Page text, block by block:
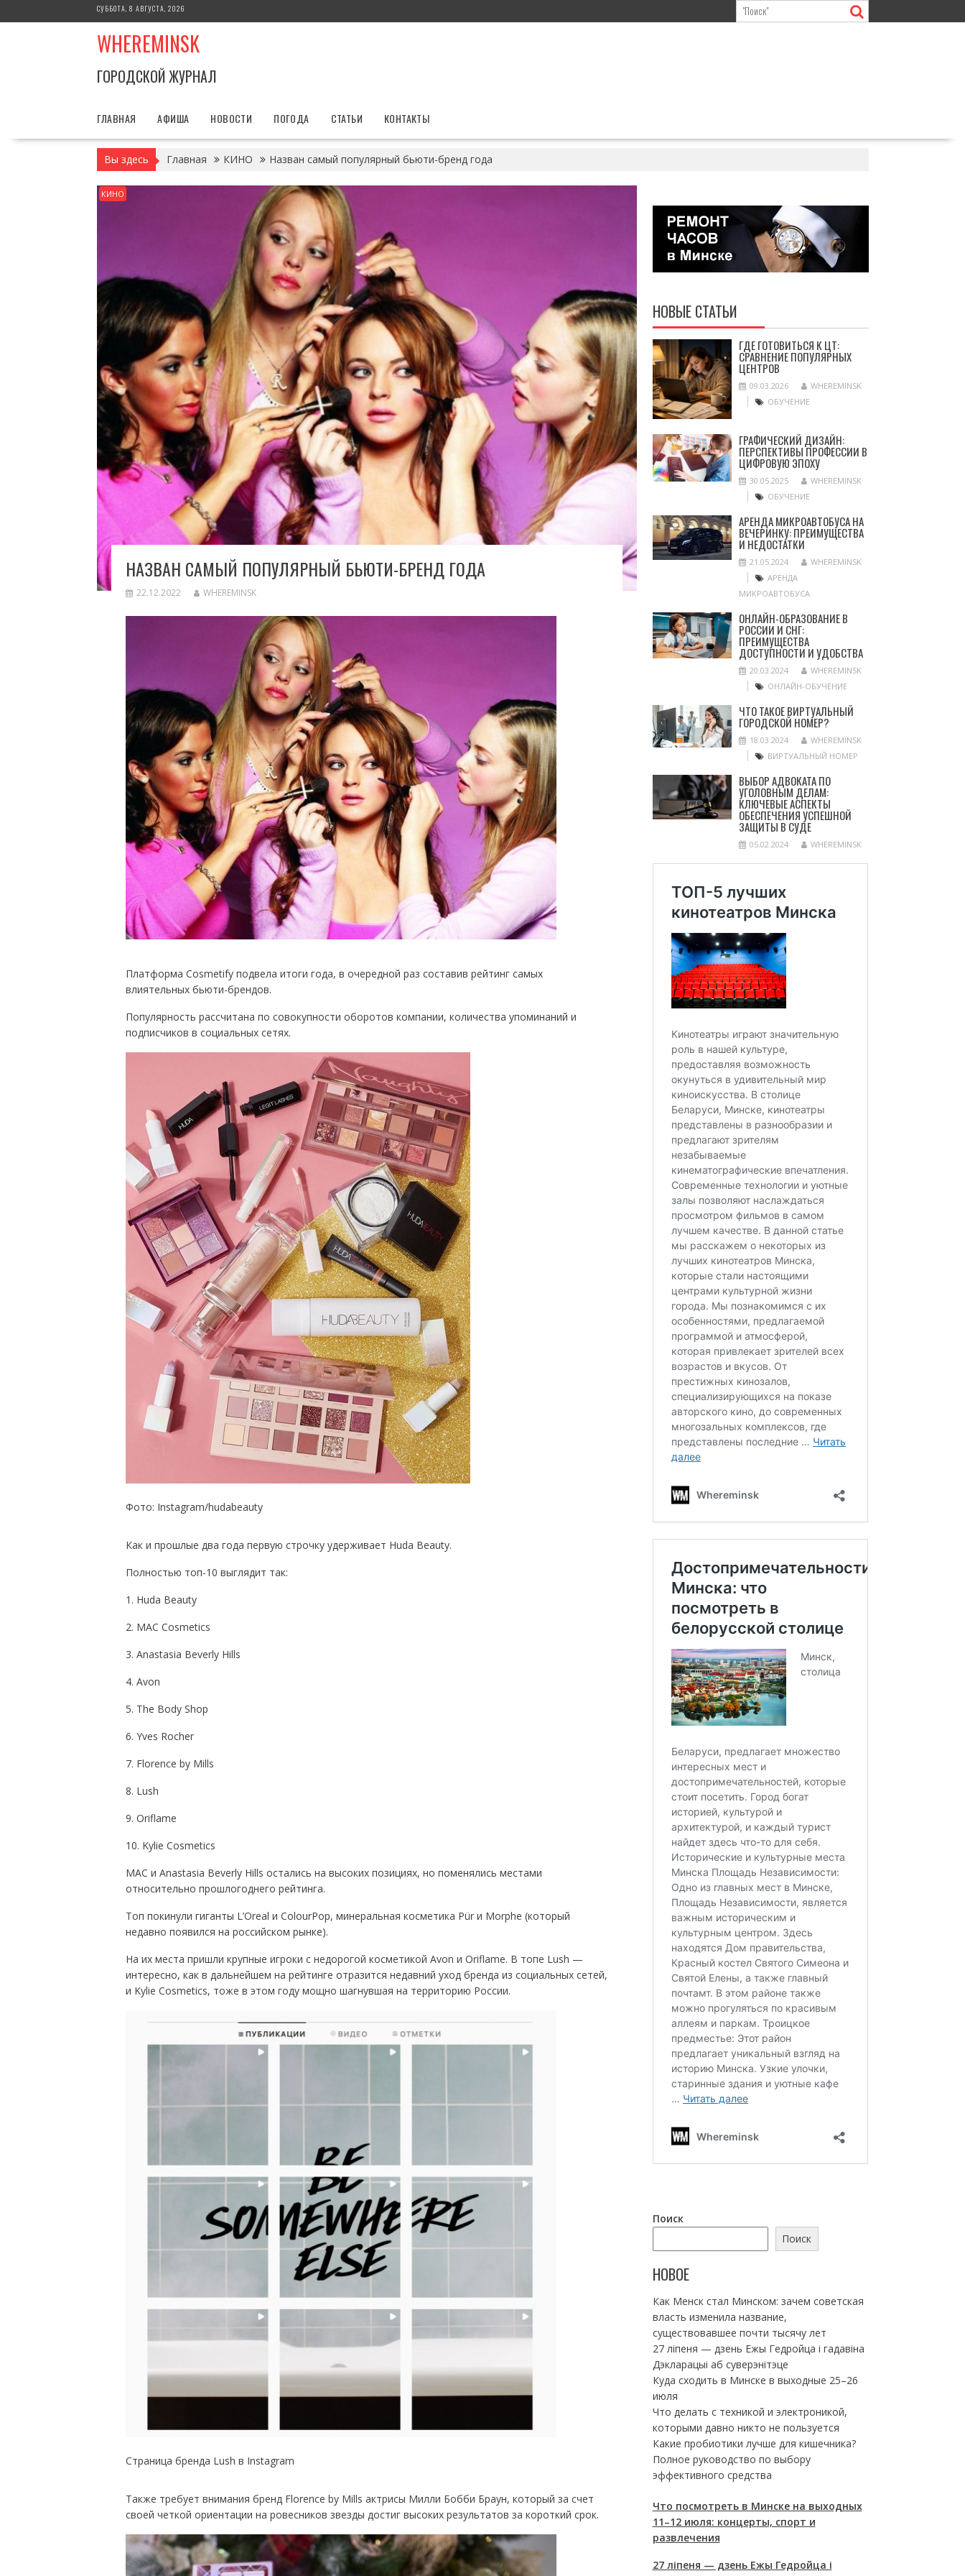
к
СУББОТА, 8 АВГУСТА, 2026
WHEREMINSK
ГОРОДСКОЙ ЖУРНАЛ
ГЛАВНАЯ АФИША НОВОСТИ ПОГОДА СТАТЬИ КОНТАКТЫ
Вы здесь Главная КИНО Назван самый популярный бьюти-бренд года
КИНО
НАЗВАН САМЫЙ ПОПУЛЯРНЫЙ БЬЮТИ-БРЕНД ГОДА
22.12.2022 WHEREMINSK
Платформа Cosmetify подвела итоги года, в очередной раз составив рейтинг самых
влиятельных бьюти-брендов.
Популярность рассчитана по совокупности оборотов компании, количества упоминаний и
подписчиков в социальных сетях.
Фото: Instagram/hudabeauty
Как и прошлые два года первую строчку удерживает Huda Beauty.
Полностью топ-10 выглядит так:
1. Huda Beauty
2. MAC Cosmetics
3. Anastasia Beverly Hills
4. Avon
5. The Body Shop
6. Yves Rocher
7. Florence by Mills
8. Lush
9. Oriflame
10. Kylie Cosmetics
MAC и Anastasia Beverly Hills остались на высоких позициях, но поменялись местами
относительно прошлогоднего рейтинга.
Топ покинули гиганты L’Oreal и ColourPop, минеральная косметика Pür и Morphe (который
недавно появился на российском рынке).
На их места пришли крупные игроки с недорогой косметикой Avon и Oriflame. В топе Lush —
интересно, как в дальнейшем на рейтинге отразится недавний уход бренда из социальных сетей,
и Kylie Cosmetics, тоже в этом году мощно шагнувшая на территорию России.
Страница бренда Lush в Instagram
Также требует внимания бренд Florence by Mills актрисы Милли Бобби Браун, который за счет
своей четкой ориентации на ровесников звезды достиг высоких результатов за короткий срок.
НОВЫЕ СТАТЬИ
ГДЕ ГОТОВИТЬСЯ К ЦТ:
СРАВНЕНИЕ ПОПУЛЯРНЫХ
ЦЕНТРОВ
09.03.2026
WHEREMINSK
ОБУЧЕНИЕ
ГРАФИЧЕСКИЙ ДИЗАЙН:
ПЕРСПЕКТИВЫ ПРОФЕССИИ В
ЦИФРОВУЮ ЭПОХУ
30.05.2025
WHEREMINSK
ОБУЧЕНИЕ
АРЕНДА МИКРОАВТОБУСА НА
ВЕЧЕРИНКУ: ПРЕИМУЩЕСТВА
И НЕДОСТАТКИ
21.05.2024
WHEREMINSK
АРЕНДА
МИКРОАВТОБУСА
ОНЛАЙН-ОБРАЗОВАНИЕ В
РОССИИ И СНГ:
ПРЕИМУЩЕСТВА
ДОСТУПНОСТИ И УДОБСТВА
20.03.2024
WHEREMINSK
ОНЛАЙН-ОБУЧЕНИЕ
ЧТО ТАКОЕ ВИРТУАЛЬНЫЙ
ГОРОДСКОЙ НОМЕР?
18.03.2024
WHEREMINSK
ВИРТУАЛЬНЫЙ НОМЕР
ВЫБОР АДВОКАТА ПО
УГОЛОВНЫМ ДЕЛАМ:
КЛЮЧЕВЫЕ АСПЕКТЫ
ОБЕСПЕЧЕНИЯ УСПЕШНОЙ
ЗАЩИТЫ В СУДЕ
05.02.2024 WHEREMINSK
Поиск
Поиск
НОВОЕ
Как Менск стал Минском: зачем советская
власть изменила название,
существовавшее почти тысячу лет
27 ліпеня — дзень Ежы Гедройца і гадавіна
Дэкларацыі аб суверэнітэце
Куда сходить в Минске в выходные 25–26
июля
Что делать с техникой и электроникой,
которыми давно никто не пользуется
Какие пробиотики лучше для кишечника?
Полное руководство по выбору
эффективного средства
Что посмотреть в Минске на выходных
11–12 июля: концерты, спорт и
развлечения
27 ліпеня — дзень Ежы Гедройца і